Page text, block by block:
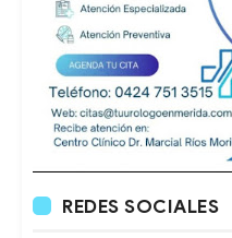
REDES SOCIALES